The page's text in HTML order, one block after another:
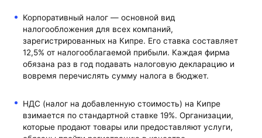
Корпоративный налог — основной вид
налогообложения для всех компаний,
зарегистрированных на Кипре. Его ставка составляет
12,5% от налогооблагаемой прибыли. Каждая фирма
обязана раз в год подавать налоговую декларацию и
вовремя перечислять сумму налога в бюджет.
НДС (налог на добавленную стоимость) на Кипре
взимается по стандартной ставке 19%. Организации,
которые продают товары или предоставляют услуги,